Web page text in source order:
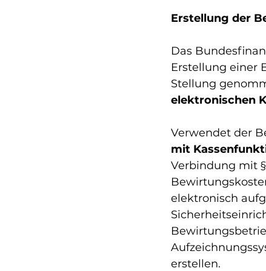
Erstellung der
Das
Erstellung einer
Stellung
elektronischen
Verwendet der
mit
Verbindung mit
elektronisch
erstellen.